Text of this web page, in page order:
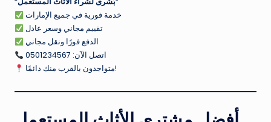
خدمة فورية في جميع الإمارات
تقييم مجاني وسعر عادل
الدفع فورًا ونقل مجاني
اتصل الآن: 0501234567
متواجدون بالقرب منك دائمًا!